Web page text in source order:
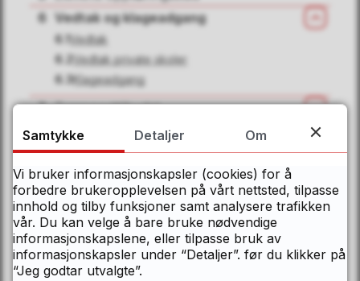
Kontakt Østfolds servicesenter
Telefon
Mandag–fredag kl. 08.00–15.00
E-post
post@ofk.no
6 Vedtak og klageadgang Lukk
6.1 Vedtak
6.2
Vedtak private skoler
6.3Klageadgang
7 Transporttilbudet
8 Andre forhold i skoleskyssen
9 Endringer i retningslinjene
10 Vedtak i fylkestinget 24.11.2021
Samtykke Detaljer Om
Vi bruker informasjonskapsler (cookies) for å
forbedre brukeropplevelsen på vårt nettsted, tilpasse
innhold og tilby funksjoner samt analysere trafikken
vår. Du kan velge å bare bruke nødvendige
informasjonskapslene, eller tilpasse bruk av
informasjonskapsler under “Detaljer”. før du klikker på
“Jeg godtar utvalgte”.